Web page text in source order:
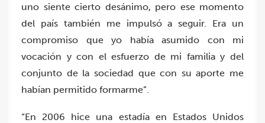
uno siente cierto desánimo, pero ese momento
del país también me impulsó a seguir. Era un
compromiso que yo había asumido con mi
vocación y con el esfuerzo de mi familia y del
conjunto de la sociedad que con su aporte me
habían permitido formarme”.
“En 2006 hice una estadía en Estados Unidos